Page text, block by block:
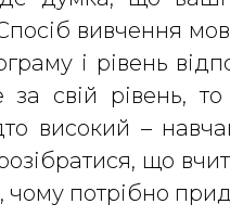
вивчення
і рівень
свій рівень, то
високий –
що
потрібно